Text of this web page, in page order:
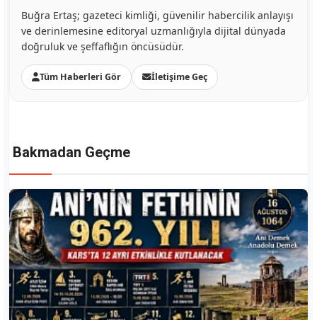
Buğra Ertaş; gazeteci kimliği, güvenilir habercilik anlayışı
ve derinlemesine editoryal uzmanlığıyla dijital dünyada
doğruluk ve şeffaflığın öncüsüdür.
Tüm Haberleri Gör İletişime Geç
Bakmadan Geçme